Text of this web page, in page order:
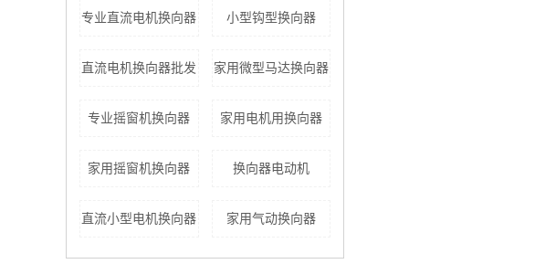
专业直流电机换向器 小型钩型换向器
直流电机换向器批发 家用微型马达换向器
专业摇窗机换向器 家用电机用换向器
家用摇窗机换向器 换向器电动机
直流小型电机换向器 家用气动换向器